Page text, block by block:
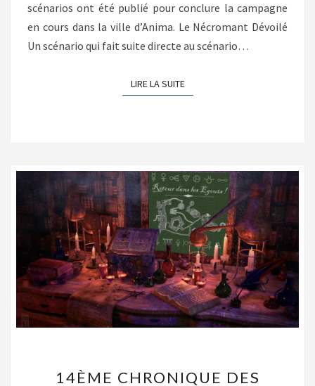
scénarios ont été publié pour conclure la campagne
en cours dans la ville d’Anima. Le Nécromant Dévoilé
Un scénario qui fait suite directe au scénario…
LIRE LA SUITELIRE LA SUITE
CHRONIQUE
14ÈME CHRONIQUE DES